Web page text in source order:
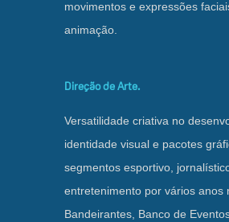
movimentos e expressões
animação.
Direção de Arte.
Versatilidade criativa no
identidade visual e pacotes
segmentos esportivo,
entretenimento por vários anos
Bandeirantes, Banco de